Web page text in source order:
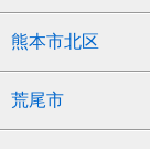
熊本市北区
荒尾市